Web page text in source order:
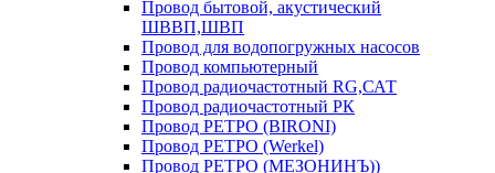
Провод бытовой, акустический
ШВВП,ШВП
Провод для водопогружных насосов
Провод компьютерный
Провод радиочастотный RG,САТ
Провод радиочастотный РК
Провод РЕТРО (BIRONI)
Провод РЕТРО (Werkel)
Провод РЕТРО (МЕЗОНИНЪ))